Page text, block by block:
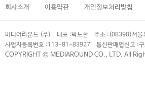
회사소개 이용약관 개인정보처리방침
미디어라운드 (주) 대표 :박노찬 주소 : (08390)서울
사업자등록번호 :113-81-83927 통신판매업신고 :
COPYRIGHT © MEDIAROUND CO., LTD. All